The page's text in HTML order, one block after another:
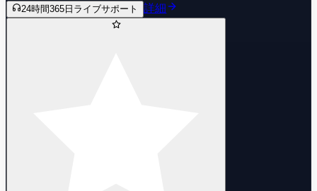
24時間365日ライブサポート 詳細